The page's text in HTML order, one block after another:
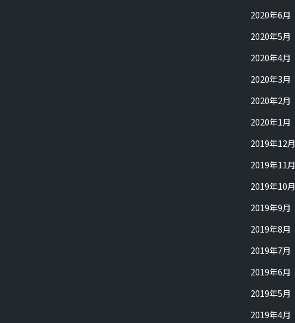
2020年6月
2020年5月
2020年4月
2020年3月
2020年2月
2020年1月
2019年12月
2019年11月
2019年10月
2019年9月
2019年8月
2019年7月
2019年6月
2019年5月
2019年4月